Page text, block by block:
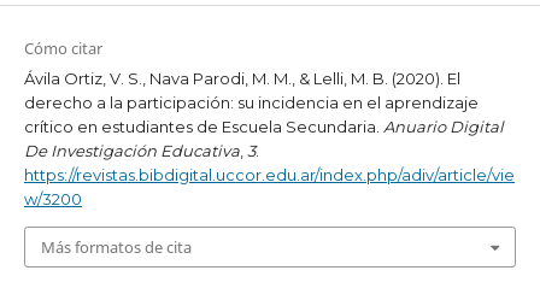
Cómo citar
Ávila Ortiz, V. S., Nava Parodi, M. M., & Lelli, M. B. (2020). El
derecho a la participación: su incidencia en el aprendizaje
crítico en estudiantes de Escuela Secundaria. Anuario Digital
De Investigación Educativa, 3.
https://revistas.bibdigital.uccor.edu.ar/index.php/adiv/article/vie
w/3200
Más formatos de cita